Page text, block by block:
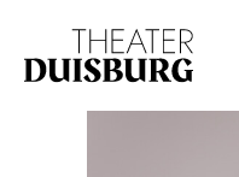
Zur Hauptnavigation springen
Zum Footer springen